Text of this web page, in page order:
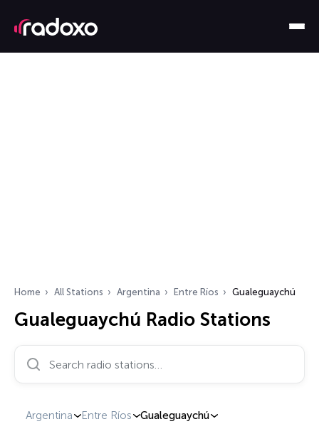
Home All Stations Argentina Entre Ríos Gualeguaychú
Gualeguaychú Radio Stations
Search radio stations…
Argentina Entre Ríos Gualeguaychú